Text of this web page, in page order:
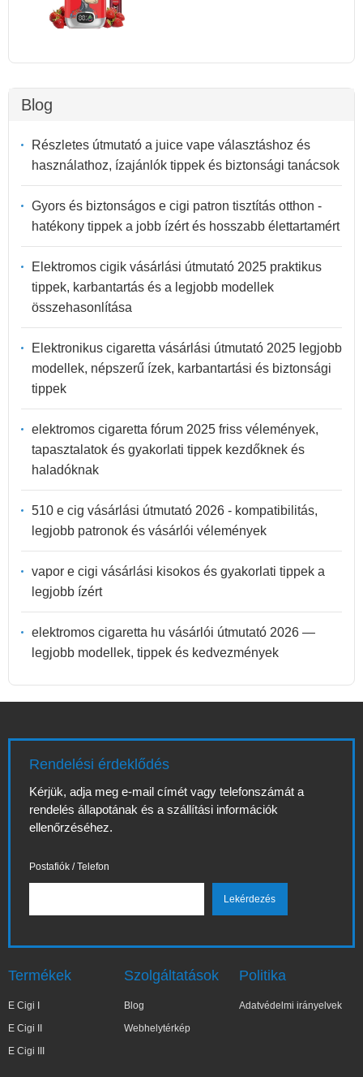
Blog
Részletes útmutató a juice vape választáshoz és
használathoz, ízajánlók tippek és biztonsági tanácsok
Gyors és biztonságos e cigi patron tisztítás otthon -
hatékony tippek a jobb ízért és hosszabb élettartamért
Elektromos cigik vásárlási útmutató 2025 praktikus
tippek, karbantartás és a legjobb modellek
összehasonlítása
Elektronikus cigaretta vásárlási útmutató 2025 legjobb
modellek, népszerű ízek, karbantartási és biztonsági
tippek
elektromos cigaretta fórum 2025 friss vélemények,
tapasztalatok és gyakorlati tippek kezdőknek és
haladóknak
510 e cig vásárlási útmutató 2026 - kompatibilitás,
legjobb patronok és vásárlói vélemények
vapor e cigi vásárlási kisokos és gyakorlati tippek a
legjobb ízért
elektromos cigaretta hu vásárlói útmutató 2026 —
legjobb modellek, tippek és kedvezmények
Rendelési érdeklődés
Kérjük, adja meg e-mail címét vagy telefonszámát a
rendelés állapotának és a szállítási információk
ellenőrzéséhez.
Postafiók / Telefon
Termékek
E Cigi I
E Cigi II
E Cigi III
Szolgáltatások
Blog
Webhelytérkép
Politika
Adatvédelmi irányelvek